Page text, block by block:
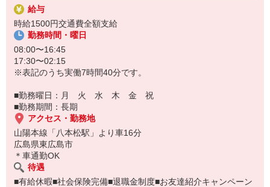
★★履歴書・証明写真は不要！★★
また、ご登録済の方はお仕事の紹介がスムーズです。
ご応募お待ちしています。
給与
時給1500円交通費全額支給
勤務時間・曜日
08:00〜16:45
17:30〜02:15
※表記のうち実働7時間40分です。
■勤務曜日：月 火 水 木 金 祝
■勤務期間：長期
アクセス・勤務地
山陽本線「八本松駅」より車16分
広島県東広島市
＊車通勤OK
待遇
■有給休暇■社会保険完備■退職金制度■お友達紹介キャンペーン